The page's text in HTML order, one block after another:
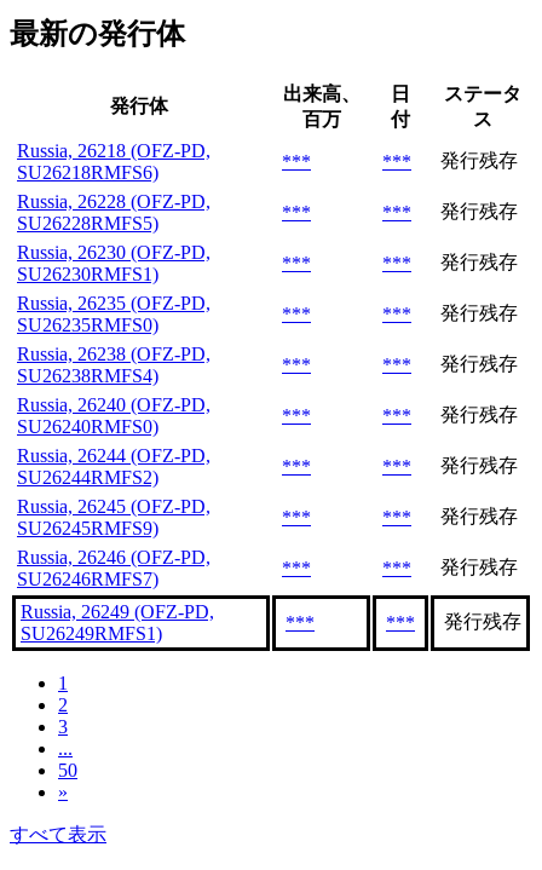
最新の発行体
発行体
出来高、
百万
日
付
ステータ
ス
Russia, 26218 (OFZ-PD,
SU26218RMFS6)
*** ***
発行残存
Russia, 26228 (OFZ-PD,
SU26228RMFS5)
*** ***
発行残存
Russia, 26230 (OFZ-PD,
SU26230RMFS1)
*** ***
発行残存
Russia, 26235 (OFZ-PD,
SU26235RMFS0)
*** ***
発行残存
Russia, 26238 (OFZ-PD,
SU26238RMFS4)
*** ***
発行残存
Russia, 26240 (OFZ-PD,
SU26240RMFS0)
*** ***
発行残存
Russia, 26244 (OFZ-PD,
SU26244RMFS2)
*** ***
発行残存
Russia, 26245 (OFZ-PD,
SU26245RMFS9)
*** ***
発行残存
Russia, 26246 (OFZ-PD,
SU26246RMFS7)
*** *** 発行残存
Russia, 26249 (OFZ-PD,
SU26249RMFS1)
*** *** 発行残存
1
2
3
...
50
»
すべて表示